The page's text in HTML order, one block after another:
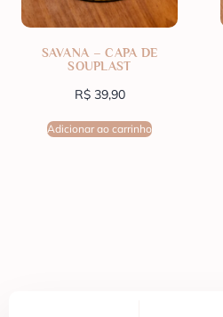
SAVANA – CAPA DE
SOUPLAST
R$39,90
Adicionar ao carrinho